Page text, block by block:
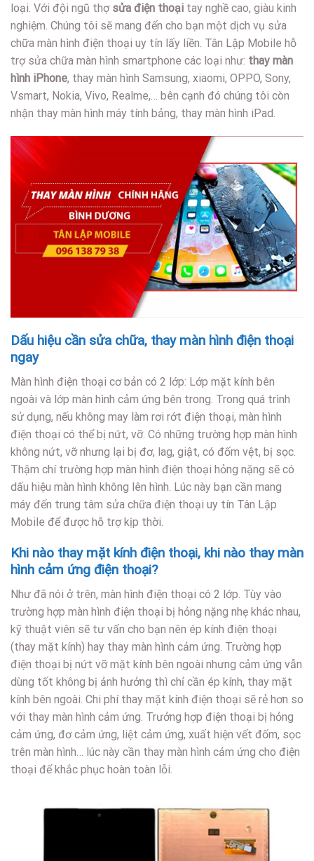
loại. Với đội ngũ thợ sửa điện thoại tay nghề cao, giàu kinh
nghiệm. Chúng tôi sẽ mang đến cho bạn một dịch vụ sửa
chữa màn hình điện thoại uy tín lấy liền. Tân Lập Mobile hỗ
trợ sửa chữa màn hình smartphone các loại như: thay màn
hình iPhone, thay màn hình Samsung, xiaomi, OPPO, Sony,
Vsmart, Nokia, Vivo, Realme,… bên cạnh đó chúng tôi còn
nhận thay màn hình máy tính bảng, thay màn hình iPad.
Dấu hiệu cần sửa chữa, thay màn hình điện thoại
ngay
Màn hình điện thoại cơ bản có 2 lớp: Lớp mặt kính bên
ngoài và lớp màn hình cảm ứng bên trong. Trong quá trình
sử dụng, nếu không may làm rơi rớt điện thoại, màn hình
điện thoại có thể bị nứt, vỡ. Có những trường hợp màn hình
không nứt, vỡ nhưng lại bị đơ, lag, giật, có đốm vệt, bị sọc.
Thậm chí trường hợp màn hình điện thoại hỏng nặng sẽ có
dấu hiệu màn hình không lên hình. Lúc này bạn cần mang
máy đến trung tâm sửa chữa điện thoại uy tín Tân Lập
Mobile để được hỗ trợ kịp thời.
Khi nào thay mặt kính điện thoại, khi nào thay màn
hình cảm ứng điện thoại?
Như đã nói ở trên, màn hình điện thoại có 2 lớp. Tùy vào
trường hợp màn hình điện thoại bị hỏng nặng nhẹ khác nhau,
kỹ thuật viên sẽ tư vấn cho bạn nên ép kính điện thoại
(thay mặt kính) hay thay màn hình cảm ứng. Trường hợp
điện thoại bị nứt vỡ mặt kính bên ngoài nhưng cảm ứng vẫn
dùng tốt không bị ảnh hưởng thì chỉ cần ép kính, thay mặt
kính bên ngoài. Chi phí thay mặt kính điện thoại sẽ rẻ hơn so
với thay màn hình cảm ứng. Trưởng hợp điện thoại bị hỏng
cảm ứng, đơ cảm ứng, liệt cảm ứng, xuất hiện vết đốm, sọc
trên màn hình… lúc này cần thay màn hình cảm ứng cho điện
thoại để khắc phục hoàn toàn lỗi.